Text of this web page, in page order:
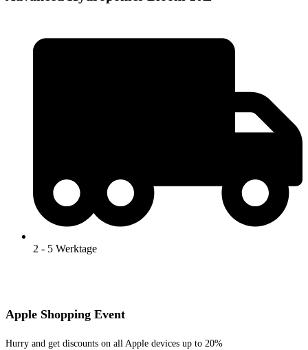
2 - 5 Werktage
Apple Shopping Event
Hurry and get discounts on all Apple devices up to 20%